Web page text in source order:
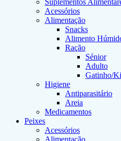
Suplementos
Acessórios
Alimentação
Snacks
Alimento
Ração
Sénior
Adulto
Gatinho/
Higiene
Antiparasitário
Areia
Medicamentos
Peixes
Acessórios
Alimentação